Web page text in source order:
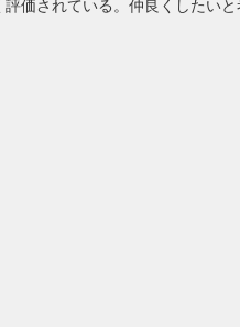
価されている。仲良くしたい